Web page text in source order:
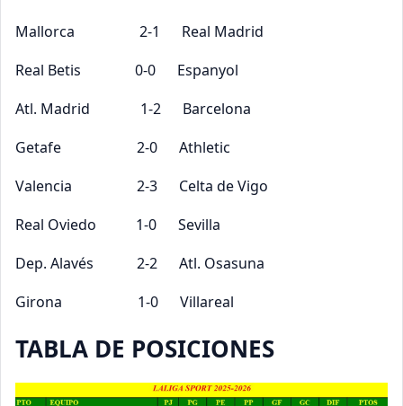
Mallorca 2-1 Real Madrid
Real Betis 0-0 Espanyol
Atl. Madrid 1-2 Barcelona
Getafe 2-0 Athletic
Valencia 2-3 Celta de Vigo
Real Oviedo 1-0 Sevilla
Dep. Alavés 2-2 Atl. Osasuna
Girona 1-0 Villareal
TABLA DE POSICIONES